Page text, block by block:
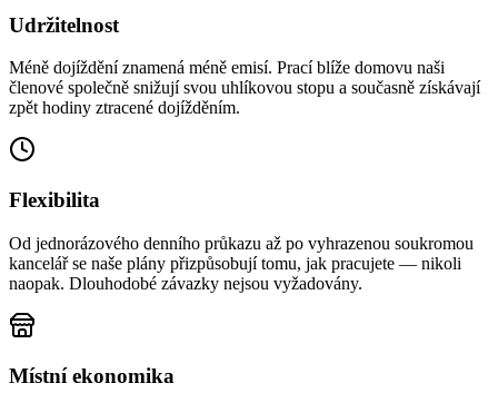
Udržitelnost
Méně dojíždění znamená méně emisí. Prací blíže domovu naši
členové společně snižují svou uhlíkovou stopu a současně získávají
zpět hodiny ztracené dojížděním.
Flexibilita
Od jednorázového denního průkazu až po vyhrazenou soukromou
kancelář se naše plány přizpůsobují tomu, jak pracujete — nikoli
naopak. Dlouhodobé závazky nejsou vyžadovány.
Místní ekonomika